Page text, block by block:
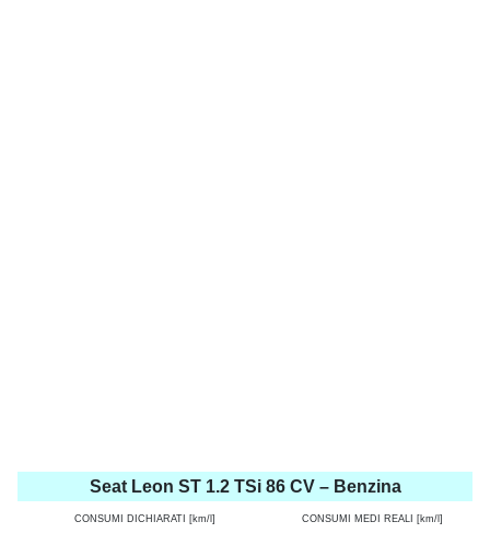
Seat Leon ST 1.2 TSi 86 CV – Benzina
CONSUMI DICHIARATI [km/l] CONSUMI MEDI REALI [km/l]